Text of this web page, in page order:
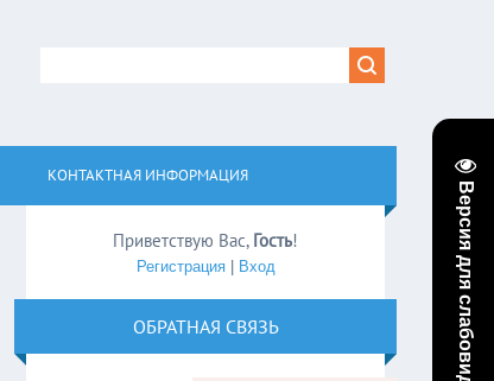
Версия для слабовидящих
КОНТАКТНАЯ ИНФОРМАЦИЯ
Приветствую Вас, Гость!
Регистрация| Вход
ОБРАТНАЯ СВЯЗЬ